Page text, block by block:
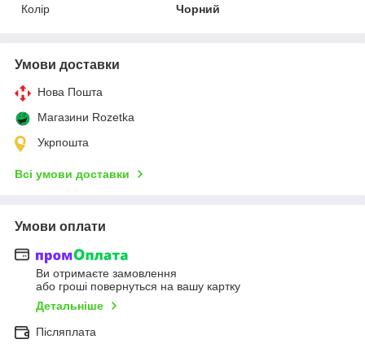
Колір
Чорний
Умови доставки
Нова Пошта
Магазини Rozetka
Укрпошта
Всі умови доставки
Умови оплати
Ви отримаєте замовлення
або гроші повернуться на вашу картку
Детальніше
Післяплата